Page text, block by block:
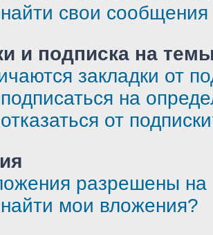
свои
и подписка на
закладки от
на
от
разрешены
мои вложения?